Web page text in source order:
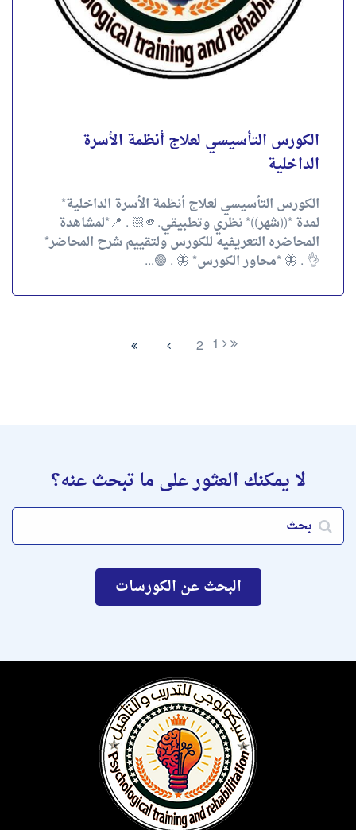
الكورس التأسيسي لعلاج أنظمة الأسرة
الداخلية
الكورس التأسيسي لعلاج أنظمة الأسرة الداخلية*
لمدة *((شهر))* نظري وتطبيقي.🫵🏻 . 📍*لمشاهدة
المحاضره التعريفيه للكورس ولتقييم شرح المحاضر*
👌 . 🦋 *محاور الكورس* 🦋 . 🟣...
احجز الآن
1
2
لا يمكنك العثور على ما تبحث عنه؟
البحث عن الكورسات